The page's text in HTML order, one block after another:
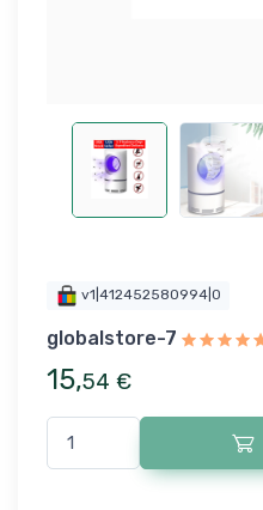
v1|412452580994|0
globalstore-7
15,54 €